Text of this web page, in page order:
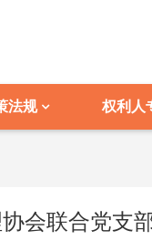
法规 权利人
会联合党支